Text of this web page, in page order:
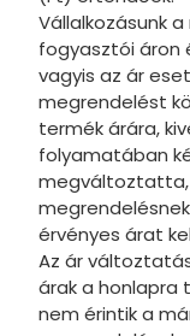
Vállalkozásunk
fogyasztói áron
vagyis az ár
megrendelést
termék árára,
folyamatában
érvényes árat
Az ár
árak a honlapra
nem érintik a